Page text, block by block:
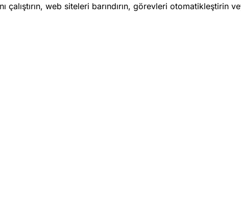
çalıştırın, web siteleri barındırın, görevleri